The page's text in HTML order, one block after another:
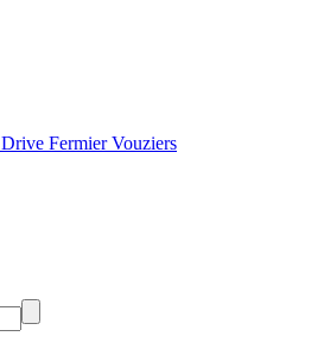
Drive Fermier Vouziers